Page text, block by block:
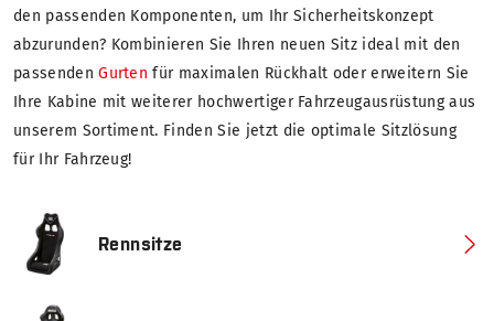
den passenden Komponenten, um Ihr Sicherheitskonzept
abzurunden? Kombinieren Sie Ihren neuen Sitz ideal mit den
passendenGurten für maximalen Rückhalt oder erweitern Sie
Ihre Kabine mit weiterer hochwertiger Fahrzeugausrüstung aus
unserem Sortiment. Finden Sie jetzt die optimale Sitzlösung
für Ihr Fahrzeug!
Rennsitze